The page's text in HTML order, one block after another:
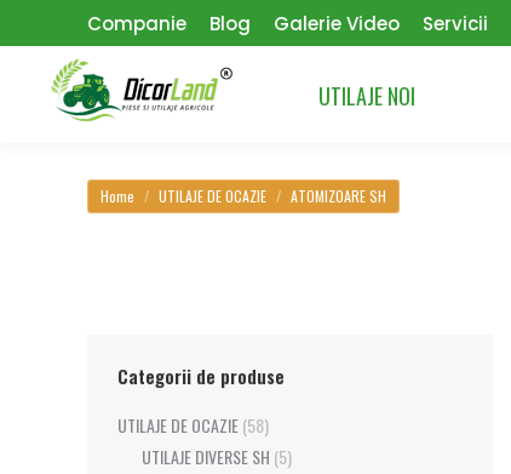
Companie Blog Galerie Video Servicii
UTILAJE NOI
You are here:
Home UTILAJE DE OCAZIE ATOMIZOARE SH
Categorii de produse
UTILAJE DE OCAZIE(58)
UTILAJE DIVERSE SH (5)